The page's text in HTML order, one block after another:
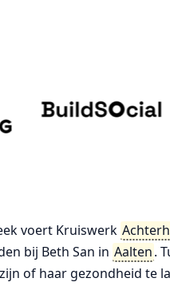
voert Kruiswerk
bij Beth San in Aalten.
of haar gezondheid te